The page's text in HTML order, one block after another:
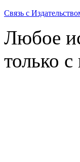
Связь с
Любое
только